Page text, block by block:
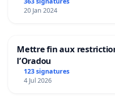
20 Jan 2024
Mettre fin aux
l’Oradou
123 signatures
4 Jul 2026